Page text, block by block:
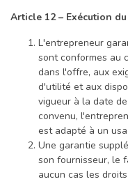
Article 12 – Exécution
L'entrepreneur
sont conformes au
dans l'offre, aux
d'utilité et aux
vigueur à la date
convenu,
est adapté à un
Une garantie
son fournisseur, le
aucun cas les